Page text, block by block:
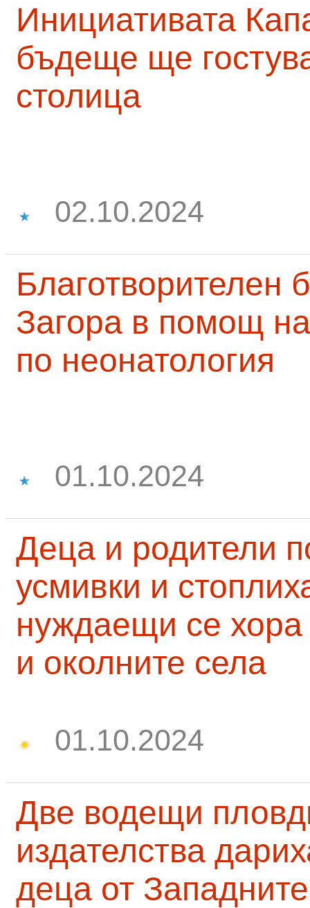
Инициативата
бъдеще ще
столица
02.10.2024
Благотворителен
Загора в помощ
по неонатология
01.10.2024
Деца и родители
усмивки и
нуждаещи се
и околните села
01.10.2024
Две водещи
издателства
деца от